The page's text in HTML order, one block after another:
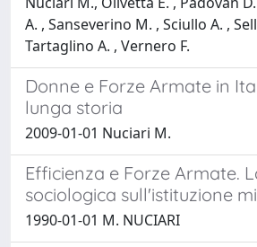
A. , Sanseverino M. , Sciullo A. ,
Tartaglino A. , Vernero F.
Donne e Forze Armate in
lunga storia
2009-01-01 Nuciari M.
Efficienza e Forze Armate.
sociologica sull'istituzione
1990-01-01 M. NUCIARI